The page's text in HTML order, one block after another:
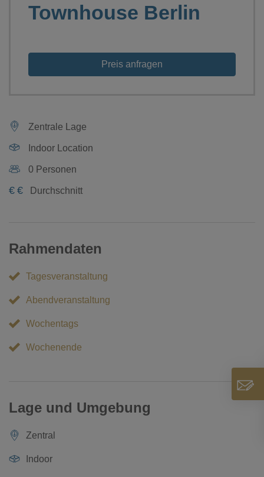
Townhouse Berlin
Preis anfragen
Zentrale Lage
Indoor Location
0 Personen
€ € Durchschnitt
Rahmendaten
Tagesveranstaltung
Abendveranstaltung
Wochentags
Wochenende
Lage und Umgebung
Zentral
Indoor